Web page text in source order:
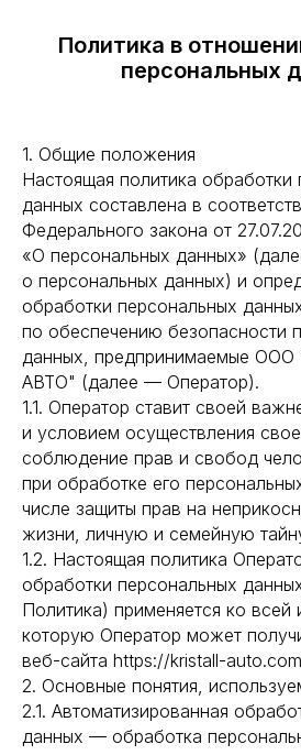
Политика в
персональных
1. Общие положения
Настоящая политика обработки
данных составлена в
Федерального закона от
«О персональных данных»
о персональных данных) и
обработки персональных
по обеспечению безопасности
данных, предпринимаемые
АВТО" (далее — Оператор).
1.1. Оператор ставит своей
и условием осуществления
соблюдение прав и свобод
при обработке его
числе защиты прав на
жизни, личную и семейную
1.2. Настоящая политика
обработки персональных
Политика) применяется ко всей
которую Оператор может
веб-сайта https://kristall-
2. Основные понятия,
2.1. Автоматизированная
данных — обработка